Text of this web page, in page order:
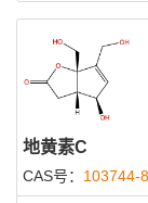
地黄素C
CAS号： 103744-